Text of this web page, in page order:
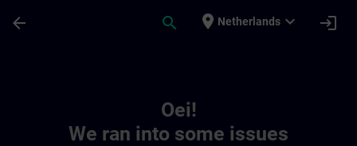
arrow_back search place Netherlands expand_more login
Oei!
We ran into some issues